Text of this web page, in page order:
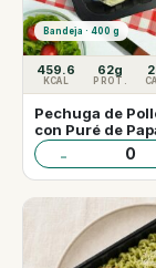
Bandeja · 400 g
459.6
KCAL
62g
PROT.
Pechuga de Pollo Asada
con Puré de
- 0